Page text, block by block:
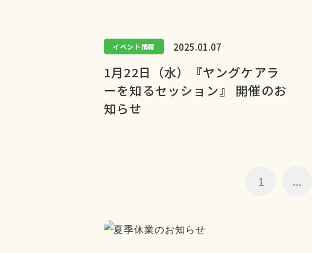
イベント情報 2025.01.07
1月22日（水）『ヤングケアラ
ーを知るセッション』 開催のお
知らせ
1 ...